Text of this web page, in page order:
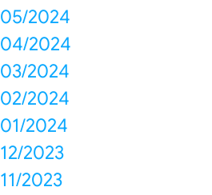
05/2024
04/2024
03/2024
02/2024
01/2024
12/2023
11/2023